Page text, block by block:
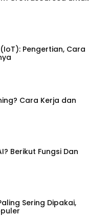
Pengertian, Cara
Cara Kerja dan
Berikut Fungsi Dan
Sering Dipakai,